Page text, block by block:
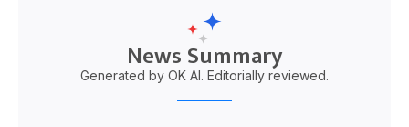
News Summary
Generated by OK AI. Editorially reviewed.